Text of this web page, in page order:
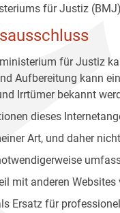
für Justiz
für Justiz
Aufbereitung kann
Irrtümer bekannt
dieses
Art, und daher
mit anderen
Ersatz für